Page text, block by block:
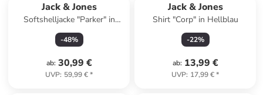
Jack & Jones
Softshelljacke "Parker" in
Schwarz
-48%
ab: 30,99 €
UVP: 59,99 €*
Jack & Jones
Shirt "Corp" in Hellblau
-22%
ab: 13,99 €
UVP: 17,99 €*